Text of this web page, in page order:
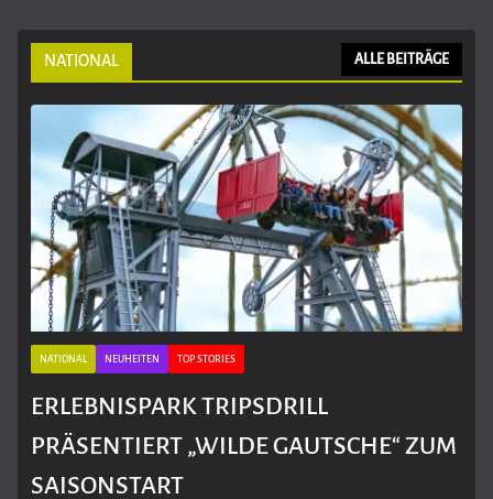
NATIONAL ALLE BEITRÄGE
NATIONAL NEUHEITEN TOP STORIES
ERLEBNISPARK TRIPSDRILL
PRÄSENTIERT „WILDE GAUTSCHE“ ZUM
SAISONSTART